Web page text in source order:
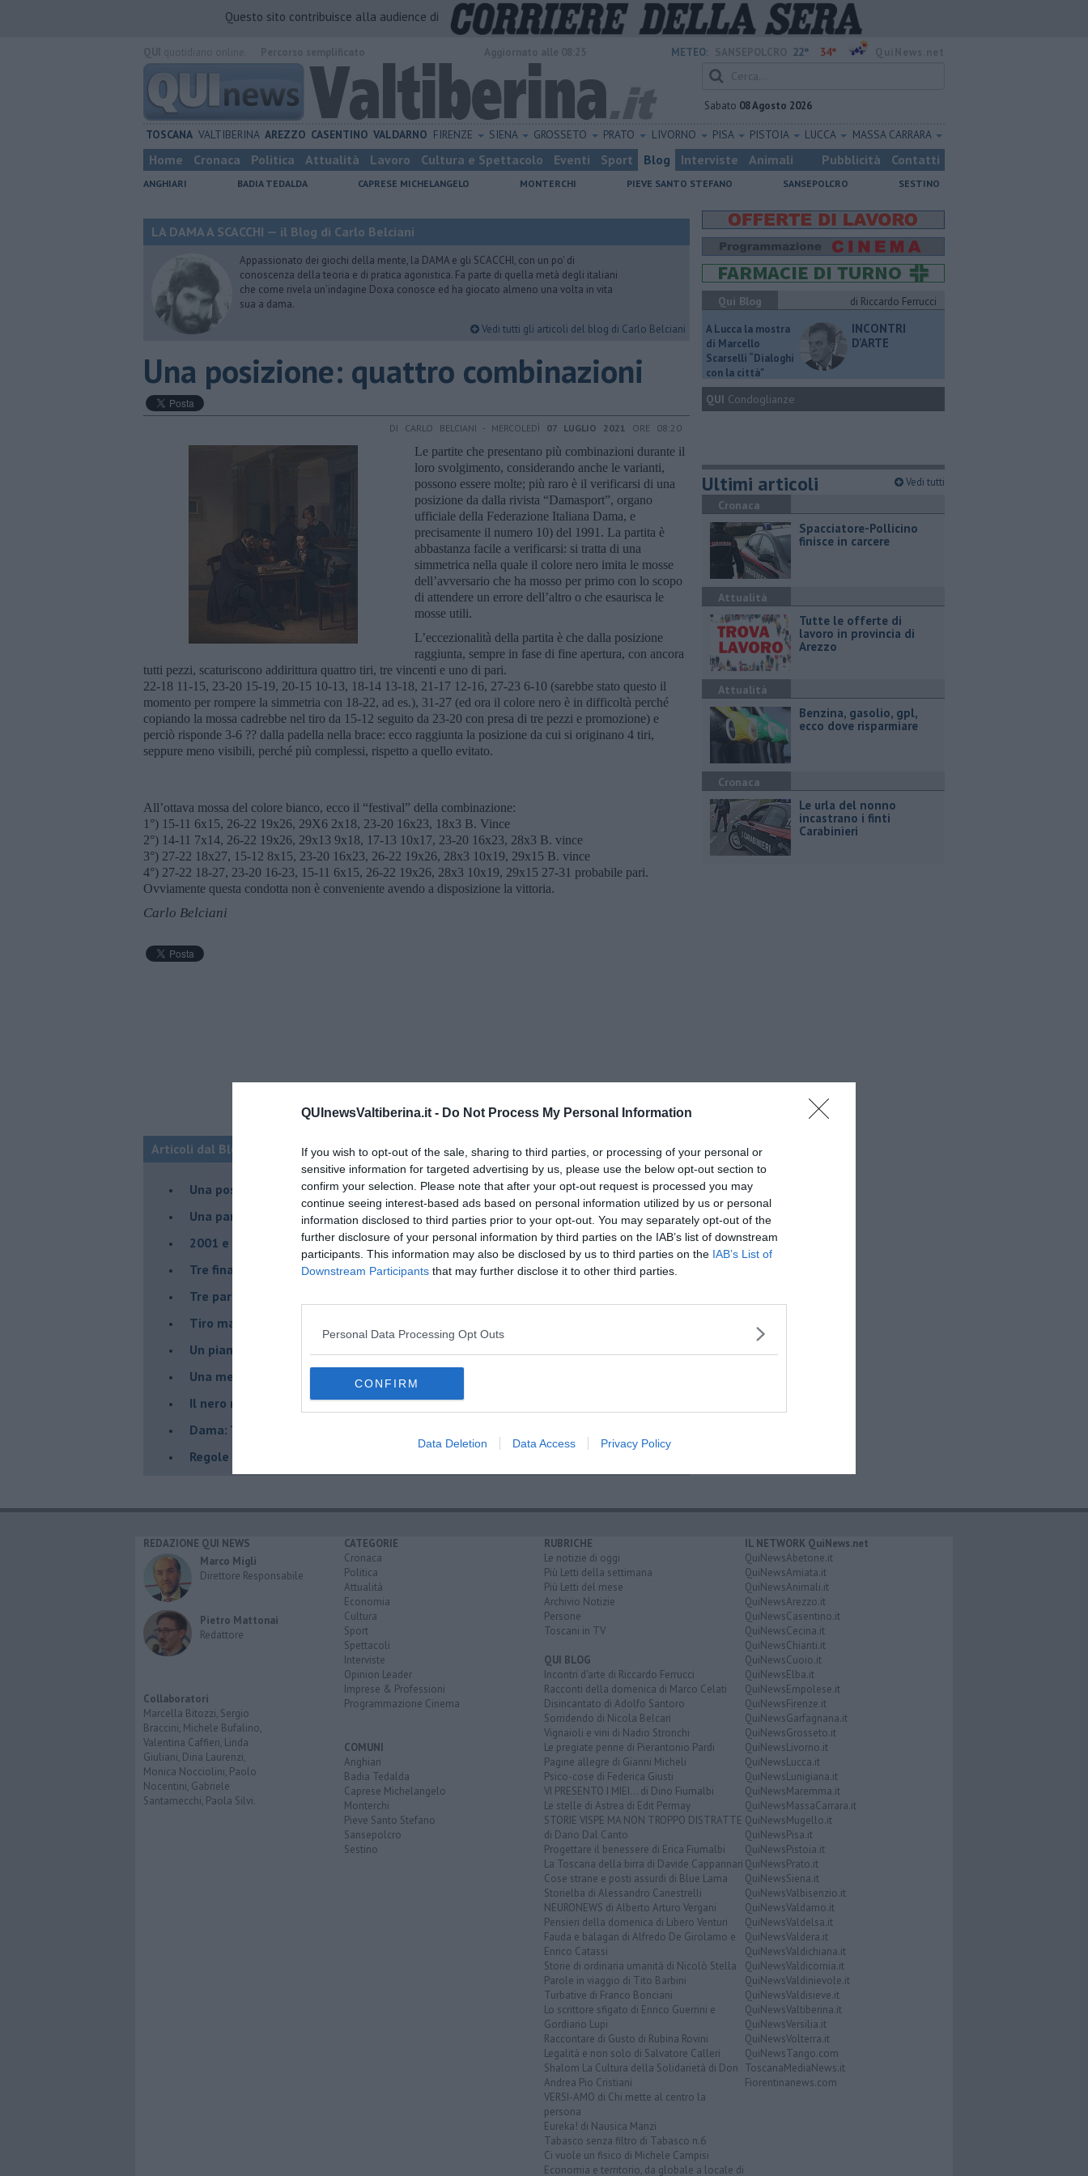
QUInewsValtiberina.it - Do Not Process My Personal Information
If you wish to opt-out of the sale, sharing to third parties, or processing of your personal or
sensitive information for targeted advertising by us, please use the below opt-out section to
confirm your selection. Please note that after your opt-out request is processed you may
continue seeing interest-based ads based on personal information utilized by us or personal
information disclosed to third parties prior to your opt-out. You may separately opt-out of the
further disclosure of your personal information by third parties on the IAB’s list of downstream
participants. This information may also be disclosed by us to third parties on the IAB’s List of
Downstream Participants that may further disclose it to other third parties.
Personal Data Processing Opt Outs
CONFIRM
Data Deletion Data Access Privacy Policy
Questo sito contribuisce alla audience di
METEO: 22° 34°
Sabato 08 Agosto 2026
TOSCANA VALTIBERINA AREZZO CASENTINO VALDARNO FIRENZE SIENA GROSSETO PRATO LIVORNO PISA PISTOIA LUCCA MASSA CARRARA
Home Cronaca Politica Attualità Lavoro Cultura e Spettacolo Eventi Sport Blog Interviste Animali Pubblicità Contatti
ANGHIARI BADIA TEDALDA CAPRESE MICHELANGELO MONTERCHI PIEVE SANTO STEFANO SANSEPOLCRO SESTINO
LA DAMA A SCACCHI — il Blog di Carlo Belciani
Appassionato dei giochi della mente, la DAMA e gli SCACCHI, con un po' di
conoscenza della teoria e di pratica agonistica. Fa parte di quella metà degli italiani
che come rivela un’indagine Doxa conosce ed ha giocato almeno una volta in vita
sua a dama.
Vedi tutti gli articoli del blog di Carlo Belciani
Una posizione: quattro combinazioni
DI CARLO BELCIANI - MERCOLEDÌ 07 LUGLIO 2021 ORE 08:20
Le partite che presentano più combinazioni durante il
loro svolgimento, considerando anche le varianti,
possono essere molte; più raro è il verificarsi di una
posizione da dalla rivista “Damasport”, organo
ufficiale della Federazione Italiana Dama, e
precisamente il numero 10) del 1991. La partita è
abbastanza facile a verificarsi: si tratta di una
simmetrica nella quale il colore nero imita le mosse
dell’avversario che ha mosso per primo con lo scopo
di attendere un errore dell’altro o che esaurisca le
mosse utili.
L’eccezionalità della partita è che dalla posizione
raggiunta, sempre in fase di fine apertura, con ancora
tutti pezzi, scaturiscono addirittura quattro tiri, tre vincenti e uno di pari.
22-18 11-15, 23-20 15-19, 20-15 10-13, 18-14 13-18, 21-17 12-16, 27-23 6-10 (sarebbe stato questo il
momento per rompere la simmetria con 18-22, ad es.), 31-27 (ed ora il colore nero è in difficoltà perché
copiando la mossa cadrebbe nel tiro da 15-12 seguito da 23-20 con presa di tre pezzi e promozione) e
perciò risponde 3-6 ?? dalla padella nella brace: ecco raggiunta la posizione da cui si originano 4 tiri,
seppure meno visibili, perché più complessi, rispetto a quello evitato.
All’ottava mossa del colore bianco, ecco il “festival” della combinazione:
1°) 15-11 6x15, 26-22 19x26, 29X6 2x18, 23-20 16x23, 18x3 B. Vince
2°) 14-11 7x14, 26-22 19x26, 29x13 9x18, 17-13 10x17, 23-20 16x23, 28x3 B. vince
3°) 27-22 18x27, 15-12 8x15, 23-20 16x23, 26-22 19x26, 28x3 10x19, 29x15 B. vince
4°) 27-22 18-27, 23-20 16-23, 15-11 6x15, 26-22 19x26, 28x3 10x19, 29x15 27-31 probabile pari.
Ovviamente questa condotta non è conveniente avendo a disposizione la vittoria.
Carlo Belciani
Articoli dal Blog “La dama a scacchi” di Carlo Belciani
Una posizione: quattro combinazioni
​Una partita di Michele Borghetti
2001 e Saavedra
Tre finali
Tre partite storiche
Tiro mancato, tiro subito
Un piano sbagliato
Una memorabile partita
Il nero muove e vince
​Dama: Terminologia e combinazioni
Regole e curiosità
Qui Blog
di Riccardo Ferrucci
A Lucca la mostra
di Marcello
Scarselli “Dialoghi
con la città"
INCONTRI
D'ARTE
QUI Condoglianze
Ultimi articoli Vedi tutti
Cronaca
Spacciatore-Pollicino
finisce in carcere
Attualità
​Tutte le offerte di
lavoro in provincia di
Arezzo
Attualità
​Benzina, gasolio, gpl,
ecco dove risparmiare
Cronaca
Le urla del nonno
incastrano i finti
Carabinieri
REDAZIONE QUI NEWS
Marco Migli
Direttore Responsabile
Pietro Mattonai
Redattore
Collaboratori
Marcella Bitozzi, Sergio
Braccini, Michele Bufalino,
Valentina Caffieri, Linda
Giuliani, Dina Laurenzi,
Monica Nocciolini, Paolo
Nocentini, Gabriele
Santarnecchi, Paola Silvi.
CATEGORIE
Cronaca
Politica
Attualità
Economia
Cultura
Sport
Spettacoli
Interviste
Opinion Leader
Imprese & Professioni
Programmazione Cinema
COMUNI
Anghiari
Badia Tedalda
Caprese Michelangelo
Monterchi
Pieve Santo Stefano
Sansepolcro
Sestino
RUBRICHE
Le notizie di oggi
Più Letti della settimana
Più Letti del mese
Archivio Notizie
Persone
Toscani in TV
QUI BLOG
Incontri d'arte di Riccardo Ferrucci
Racconti della domenica di Marco Celati
Disincantato di Adolfo Santoro
Sorridendo di Nicola Belcari
Vignaioli e vini di Nadio Stronchi
Le pregiate penne di Pierantonio Pardi
Pagine allegre di Gianni Micheli
Psico-cose di Federica Giusti
VI PRESENTO I MIEI... di Dino Fiumalbi
Le stelle di Astrea di Edit Permay
STORIE VISPE MA NON TROPPO DISTRATTE
di Dario Dal Canto
Progettare il benessere di Erica Fiumalbi
La Toscana della birra di Davide Cappannari
Cose strane e posti assurdi di Blue Lama
Storielba di Alessandro Canestrelli
NEURONEWS di Alberto Arturo Vergani
Pensieri della domenica di Libero Venturi
Fauda e balagan di Alfredo De Girolamo e
Enrico Catassi
Storie di ordinaria umanità di Nicolò Stella
Parole in viaggio di Tito Barbini
Turbative di Franco Bonciani
Lo scrittore sfigato di Enrico Guerrini e
Gordiano Lupi
Raccontare di Gusto di Rubina Rovini
Legalità e non solo di Salvatore Calleri
Shalom La Cultura della Solidarietà di Don
Andrea Pio Cristiani
VERSI-AMO di Chi mette al centro la
persona
Eureka! di Nausica Manzi
Tabasco senza filtro di Tabasco n.6
Ci vuole un fisico di Michele Campisi
Economia e territorio, da globale a locale di
IL NETWORK QuiNews.net
QuiNewsAbetone.it
QuiNewsAmiata.it
QuiNewsAnimali.it
QuiNewsArezzo.it
QuiNewsCasentino.it
QuiNewsCecina.it
QuiNewsChianti.it
QuiNewsCuoio.it
QuiNewsElba.it
QuiNewsEmpolese.it
QuiNewsFirenze.it
QuiNewsGarfagnana.it
QuiNewsGrosseto.it
QuiNewsLivorno.it
QuiNewsLucca.it
QuiNewsLunigiana.it
QuiNewsMaremma.it
QuiNewsMassaCarrara.it
QuiNewsMugello.it
QuiNewsPisa.it
QuiNewsPistoia.it
QuiNewsPrato.it
QuiNewsSiena.it
QuiNewsValbisenzio.it
QuiNewsValdarno.it
QuiNewsValdelsa.it
QuiNewsValdera.it
QuiNewsValdichiana.it
QuiNewsValdicornia.it
QuiNewsValdinievole.it
QuiNewsValdisieve.it
QuiNewsValtiberina.it
QuiNewsVersilia.it
QuiNewsVolterra.it
QuiNewsTango.com
ToscanaMediaNews.it
Fiorentinanews.com